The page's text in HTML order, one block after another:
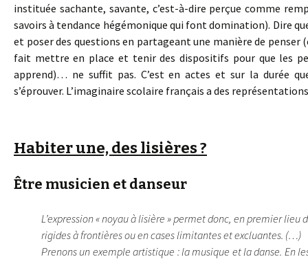
instituée sachante, savante, c’est-à-dire perçue comme
savoirs à tendance hégémonique qui font domination). Dire
et poser des questions en partageant une manière de penser
fait mettre en place et tenir des dispositifs pour que les
apprend)… ne suffit pas. C’est en actes et sur la durée
s’éprouver. L’imaginaire scolaire français a des
Habiter une, des lisières ?
Être musicien et danseur
L’expression « noyau à lisière » permet donc, en premier
rigides à frontières ou en cases limitantes et excluantes. (…)
Prenons un exemple artistique : la musique et la danse. En